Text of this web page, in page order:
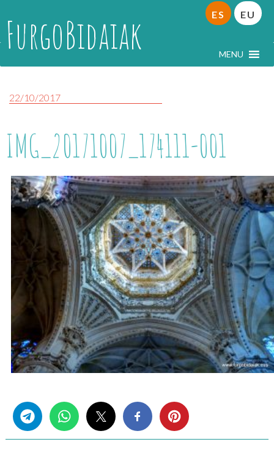
FurgoBidaiak MENU
ES EU
22/10/2017
IMG_20171007_174111-001